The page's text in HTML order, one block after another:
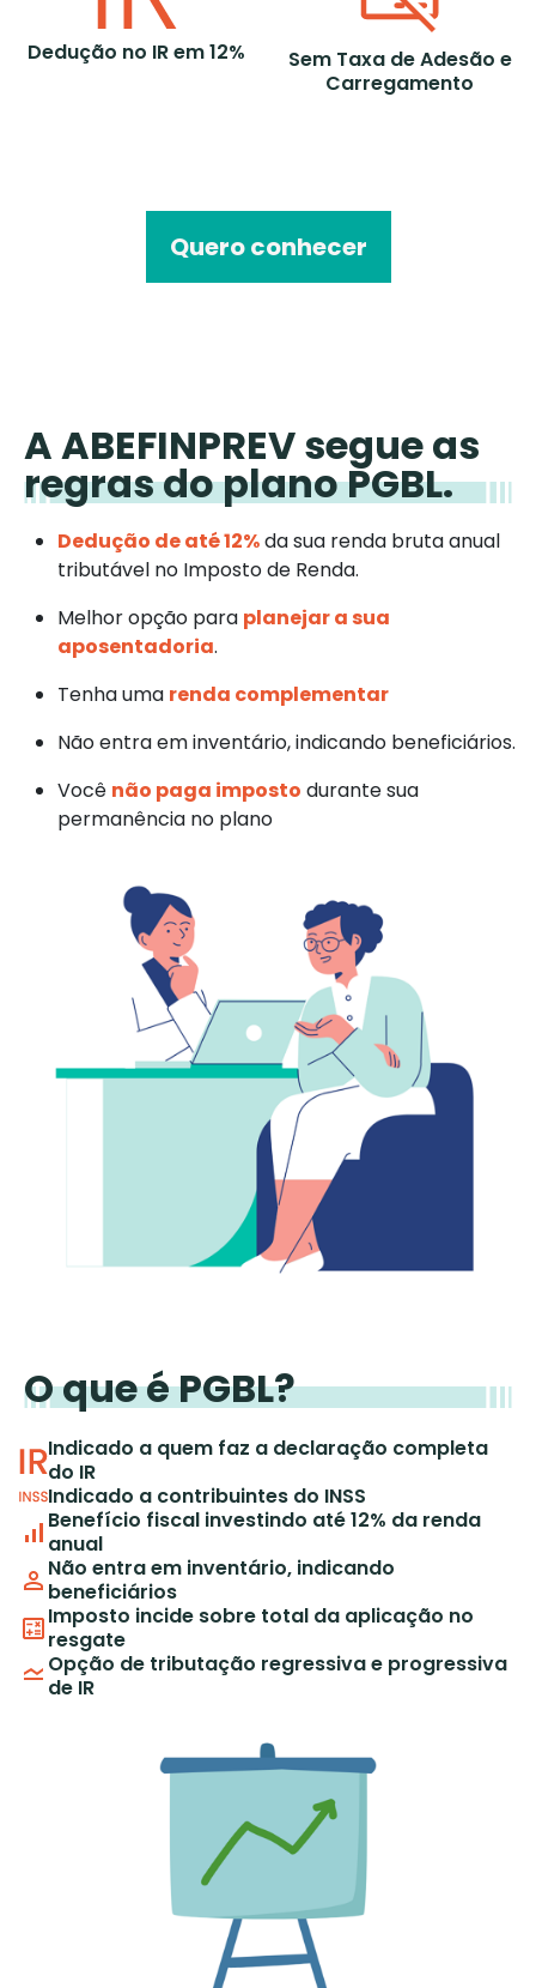
Dedução no IR em 12%
Sem Taxa de Adesão e
Carregamento
Quero conhecer
A ABEFINPREV segue as
regras do plano PGBL.
Dedução de até 12%da sua renda bruta anual
tributável no Imposto de Renda.
Melhor opção para planejar a sua
aposentadoria.
Tenha uma renda complementar
Não entra em inventário, indicando beneficiários.
Você não paga imposto durante sua
permanência no plano
O que é PGBL?
Indicado a quem faz a declaração completa
do IR
Indicado a contribuintes do INSS
Benefício fiscal investindo até 12% da renda
anual
Não entra em inventário, indicando
beneficiários
Imposto incide sobre total da aplicação no
resgate
Opção de tributação regressiva e progressiva
de IR